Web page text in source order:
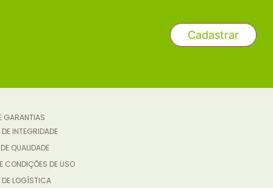
GARANTIAS
INTEGRIDADE
QUALIDADE
CONDIÇÕES DE USO
LOGÍSTICA